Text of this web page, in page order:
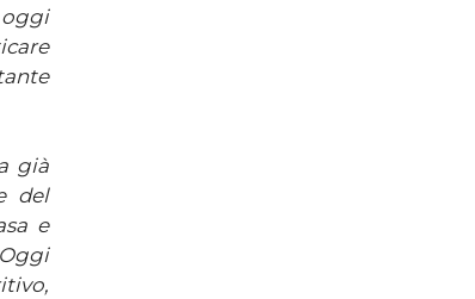
oggi
già
del
e